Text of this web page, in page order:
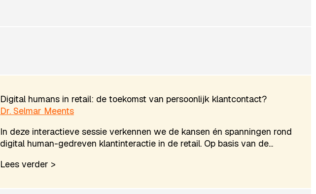
Digital humans in retail: de toekomst van persoonlijk klantcontact?
Dr. Selmar Meents
In deze interactieve sessie verkennen we de kansen én spanningen rond
digital human-gedreven klantinteractie in de retail. Op basis van de...
Lees verder >